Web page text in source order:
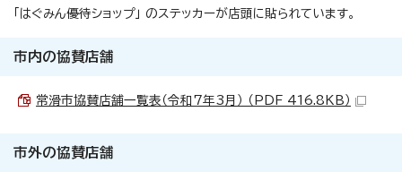
「はぐみん優待ショップ」 のステッカーが店頭に貼られています。
市内の協賛店舗
常滑市協賛店舗一覧表（令和7年3月） （PDF 416.8KB）
市外の協賛店舗